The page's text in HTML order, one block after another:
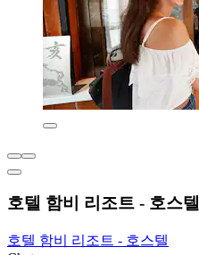
호텔 함비 리조트 - 호스텔
호텔 함비 리조트 - 호스텔